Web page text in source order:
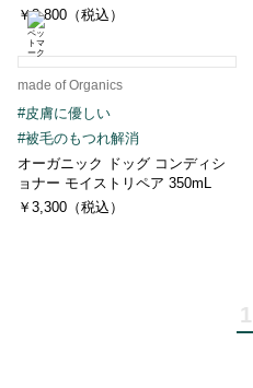
￥8,800（税込）
made of Organics
#皮膚に優しい
#被毛のもつれ解消
オーガニック ドッグ コンディシ
ョナー モイストリペア 350mL
￥3,300（税込）
1